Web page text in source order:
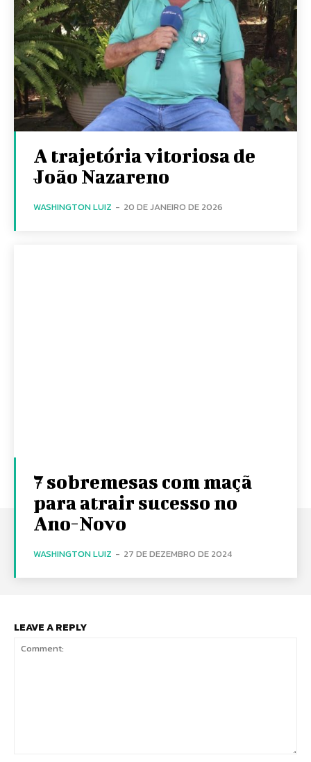
A trajetória vitoriosa de
João Nazareno
WASHINGTON LUIZ - 20 DE JANEIRO DE 2026
7 sobremesas com maçã
para atrair sucesso no
Ano-Novo
WASHINGTON LUIZ - 27 DE DEZEMBRO DE 2024
LEAVE A REPLY